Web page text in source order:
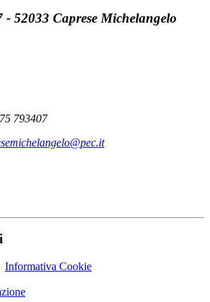
52033 Caprese Michelangelo
793407
Informativa Cookie